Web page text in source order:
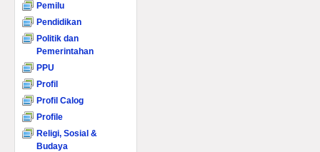
Pemilu
Pendidikan
Politik dan
Pemerintahan
PPU
Profil
Profil Calog
Profile
Religi, Sosial &
Budaya